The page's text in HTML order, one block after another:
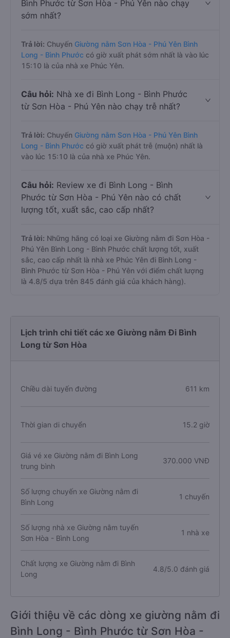
Bình Phước từ Sơn Hòa - Phú Yên nào chạy
sớm nhất?
Trả lời: Chuyến Giường nằm Sơn Hòa - Phú Yên Bình
Long - Bình Phước có giờ xuất phát sớm nhất là vào lúc
15:10 là của nhà xe Phúc Yên.
Câu hỏi: Nhà xe đi Bình Long - Bình Phước
từ Sơn Hòa - Phú Yên nào chạy trễ nhất?
Trả lời: Chuyến Giường nằm Sơn Hòa - Phú Yên Bình
Long - Bình Phước có giờ xuất phát trễ (muộn) nhất là
vào lúc 15:10 là của nhà xe Phúc Yên.
Câu hỏi: Review xe đi Bình Long - Bình
Phước từ Sơn Hòa - Phú Yên nào có chất
lượng tốt, xuất sắc, cao cấp nhất?
Trả lời: Những hãng có loại xe Giường nằm đi Sơn Hòa -
Phú Yên Bình Long - Bình Phước chất lượng tốt, xuất
sắc, cao cấp nhất là nhà xe Phúc Yên đi Bình Long -
Bình Phước từ Sơn Hòa - Phú Yên với điểm chất lượng
là 4.8/5 dựa trên 845 đánh giá của khách hàng).
Lịch trình chi tiết các xe Giường nằm Đi Bình
Long từ Sơn Hòa
Chiều dài tuyến đường 611 km
Thời gian di chuyển 15.2 giờ
Giá vé xe Giường nằm đi Bình Long
trung bình
370.000 VNĐ
Số lượng chuyến xe Giường nằm đi
Bình Long
1 chuyến
Số lượng nhà xe Giường nằm tuyến
Sơn Hòa - Bình Long
1 nhà xe
Chất lượng xe Giường nằm đi Bình
Long
4.8/5.0 đánh giá
Giới thiệu về các dòng xe giường nằm đi
Bình Long - Bình Phước từ Sơn Hòa -